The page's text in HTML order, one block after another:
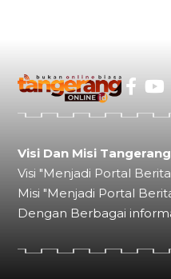
Visi Dan Misi
Visi "Menjadi Portal
Misi "Menjadi Portal
Dengan Berbagai